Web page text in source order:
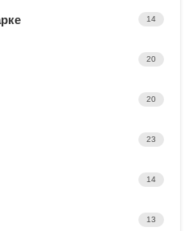
14
20
20
23
14
13